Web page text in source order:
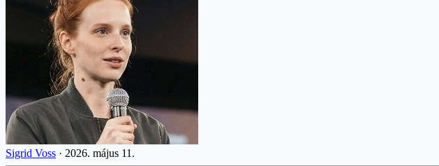
Sigrid Voss · 2026. május 11.